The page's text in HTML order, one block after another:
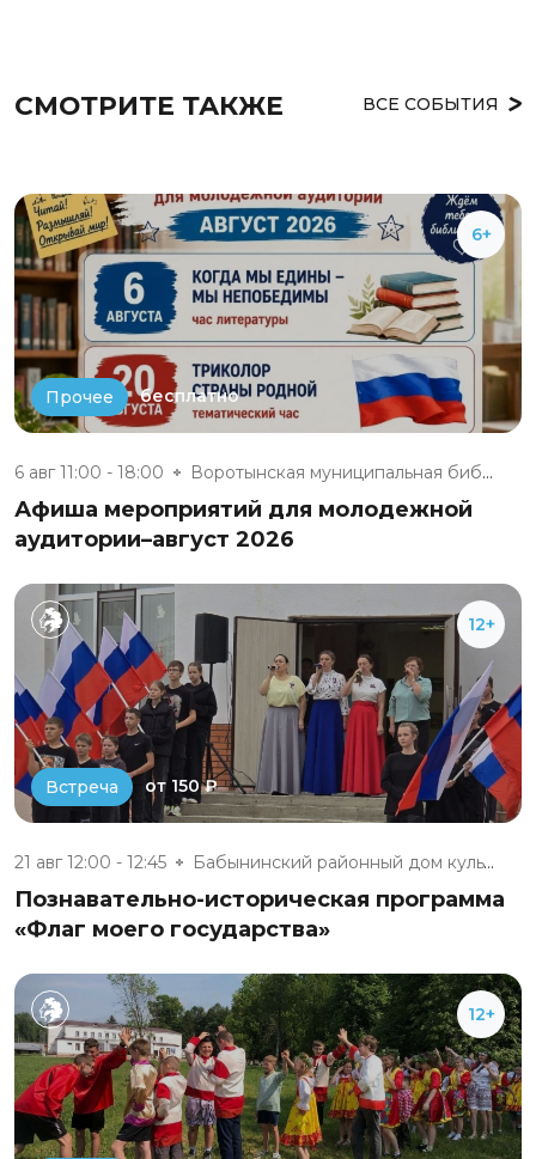
СМОТРИТЕ ТАКЖЕ ВСЕ СОБЫТИЯ
6+
Прочее бесплатно
6 авг 11:00 - 18:00 Воротынская муниципальная библ...
Афиша мероприятий для молодежной
аудитории–август 2026
12+
Встреча от 150 ₽
21 авг 12:00 - 12:45 Бабынинский районный дом культ...
Познавательно-историческая программа
«Флаг моего государства»
12+